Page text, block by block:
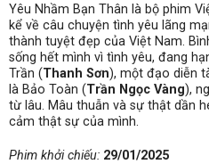
Yêu Nhầm Bạn Thân là bộ phim
kể về câu chuyện tình yêu lãng
thành tuyệt đẹp của Việt Nam.
sống hết mình vì tình yêu, đang
Trần (Thanh Sơn), một đạo diễn
là Bảo Toàn (Trần Ngọc Vàng),
từ lâu. Mâu thuẫn và sự thật dần
cảm thật sự của mình.
Phim khởi chiếu: 29/01/2025